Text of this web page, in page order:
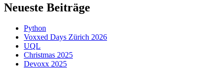
Neueste Beiträge
Python
Voxxed Days Zürich 2026
UQL
Christmas 2025
Devoxx 2025